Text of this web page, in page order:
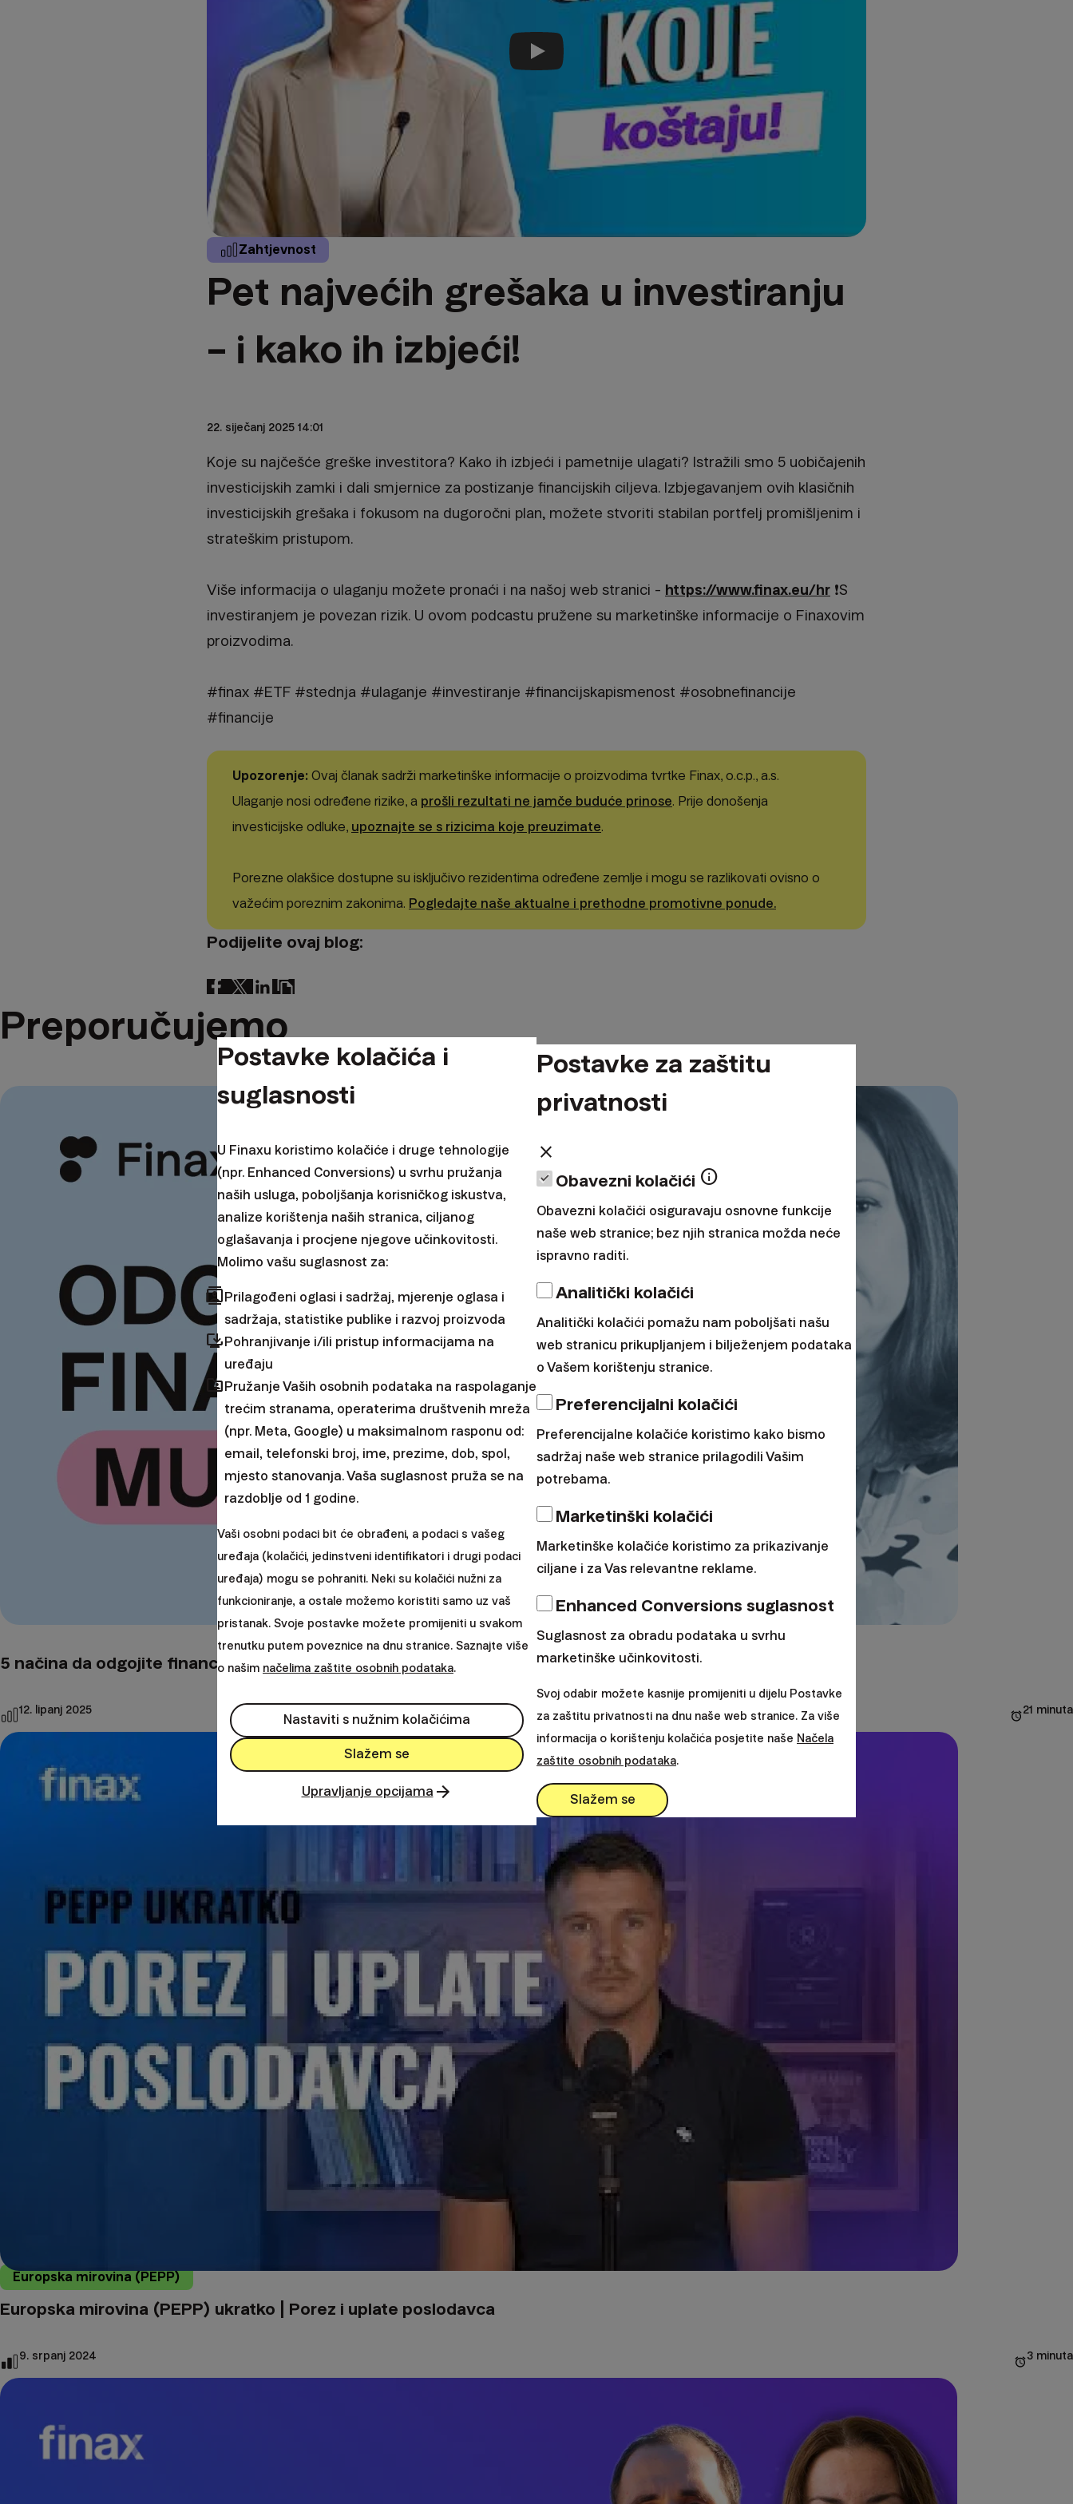
Reproducirati video
Zahtjevnost
Pet najvećih grešaka u investiranju
– i kako ih izbjeći!
22. siječanj 2025 14:01
Koje su najčešće greške investitora? Kako ih izbjeći i pametnije ulagati? Istražili smo 5 uobičajenih
investicijskih zamki i dali smjernice za postizanje financijskih ciljeva. Izbjegavanjem ovih klasičnih
investicijskih grešaka i fokusom na dugoročni plan, možete stvoriti stabilan portfelj promišljenim i
strateškim pristupom.
Više informacija o ulaganju možete pronaći i na našoj web stranici - https://www.finax.eu/hr ❗S
investiranjem je povezan rizik. U ovom podcastu pružene su marketinške informacije o Finaxovim
proizvodima.
#finax #ETF #stednja #ulaganje #investiranje #financijskapismenost #osobnefinancije
#financije
Upozorenje: Ovaj članak sadrži marketinške informacije o proizvodima tvrtke Finax, o.c.p., a.s.
Ulaganje nosi određene rizike, a prošli rezultati ne jamče buduće prinose. Prije donošenja
investicijske odluke, upoznajte se s rizicima koje preuzimate.
Porezne olakšice dostupne su isključivo rezidentima određene zemlje i mogu se razlikovati ovisno o
važećim poreznim zakonima. Pogledajte naše aktualne i prethodne promotivne ponude.
Podijelite ovaj blog:
Preporučujemo
5 načina da odgojite financijski mudru djecu #finaxwomen
12. lipanj 2025 21 minuta
Europska mirovina (PEPP)
Europska mirovina (PEPP) ukratko | Porez i uplate poslodavca
9. srpanj 2024 3 minuta
Postavke kolačića i
suglasnosti
U Finaxu koristimo kolačiće i druge tehnologije
(npr. Enhanced Conversions) u svrhu pružanja
naših usluga, poboljšanja korisničkog iskustva,
analize korištenja naših stranica, ciljanog
oglašavanja i procjene njegove učinkovitosti.
Molimo vašu suglasnost za:
contactsPrilagođeni oglasi i sadržaj, mjerenje oglasa i
sadržaja, statistike publike i razvoj proizvoda
browser_updatedPohranjivanje i/ili pristup informacijama na
uređaju
folder_sharedPružanje Vaših osobnih podataka na raspolaganje
trećim stranama, operaterima društvenih mreža
(npr. Meta, Google) u maksimalnom rasponu od:
email, telefonski broj, ime, prezime, dob, spol,
mjesto stanovanja. Vaša suglasnost pruža se na
razdoblje od 1 godine.
Vaši osobni podaci bit će obrađeni, a podaci s vašeg
uređaja (kolačići, jedinstveni identifikatori i drugi podaci
uređaja) mogu se pohraniti. Neki su kolačići nužni za
funkcioniranje, a ostale možemo koristiti samo uz vaš
pristanak. Svoje postavke možete promijeniti u svakom
trenutku putem poveznice na dnu stranice. Saznajte više
o našim načelima zaštite osobnih podataka.
Nastaviti s nužnim kolačićima
Slažem se
Upravljanje opcijama
Postavke za zaštitu
privatnosti
close
Obavezni kolačići info
Obavezni kolačići osiguravaju osnovne funkcije
naše web stranice; bez njih stranica možda neće
ispravno raditi.
Analitički kolačići
Analitički kolačići pomažu nam poboljšati našu
web stranicu prikupljanjem i bilježenjem podataka
o Vašem korištenju stranice.
Preferencijalni kolačići
Preferencijalne kolačiće koristimo kako bismo
sadržaj naše web stranice prilagodili Vašim
potrebama.
Marketinški kolačići
Marketinške kolačiće koristimo za prikazivanje
ciljane i za Vas relevantne reklame.
Enhanced Conversions suglasnost
Suglasnost za obradu podataka u svrhu
marketinške učinkovitosti.
Svoj odabir možete kasnije promijeniti u dijelu Postavke
za zaštitu privatnosti na dnu naše web stranice. Za više
informacija o korištenju kolačića posjetite naše Načela
zaštite osobnih podataka.
Slažem se